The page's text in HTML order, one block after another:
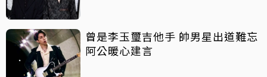
曾是李玉璽吉他手 帥男星出道難忘
阿公暖心建言